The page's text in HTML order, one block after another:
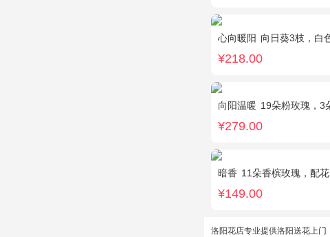
心向暖阳 向日葵3枝，白色洋桔
¥218.00
向阳温暖 19朵粉玫瑰，3
¥279.00
暗香 11朵香槟玫瑰，配
¥149.00
洛阳花店专业提供洛阳送花上